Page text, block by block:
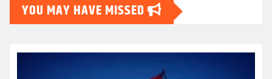
YOU MAY HAVE MISSED